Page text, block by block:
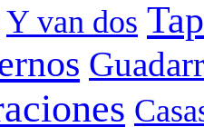
Y van dos